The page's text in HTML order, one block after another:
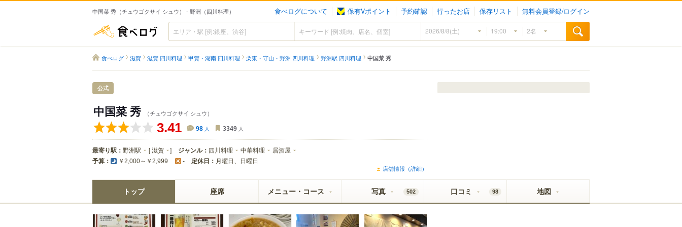
中国菜 秀（チュウゴクサイ シュウ） - 野洲（四川料理） 食べログについて 保有Vポイント 予約確認 行ったお店 保存リスト 無料会員登録/ログイン
食べログ
食べログ 滋賀 滋賀 四川料理 甲賀・湖南 四川料理 栗東・守山・野洲 四川料理 野洲駅 四川料理 中国菜 秀
公式
中国菜 秀 （チュウゴクサイ シュウ）
3.41 98 人 3349 人
最寄り駅： 野洲駅 [滋賀 ] ジャンル： 四川料理 中華料理 居酒屋
予算： ￥2,000～￥2,999 - 定休日： 月曜日、日曜日
店舗情報（詳細）
トップ 座席 メニュー・コース 写真 502 口コミ 98 地図